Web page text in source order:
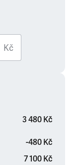
Kč
3 480 Kč
-480 Kč
7 100 Kč